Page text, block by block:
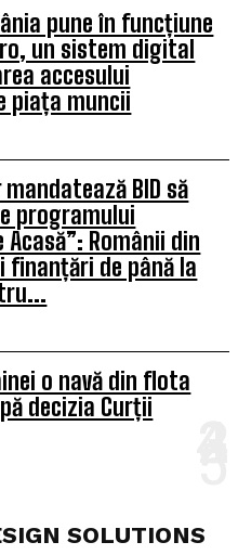
pune în funcțiune
un sistem digital
accesului
piața muncii
BID să
programului
Românii din
de până la
o navă din flota
decizia Curții
SOLUTIONS